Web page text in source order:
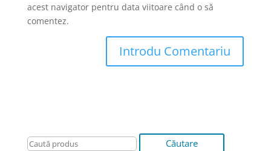
acest navigator pentru data viitoare când o să
comentez.